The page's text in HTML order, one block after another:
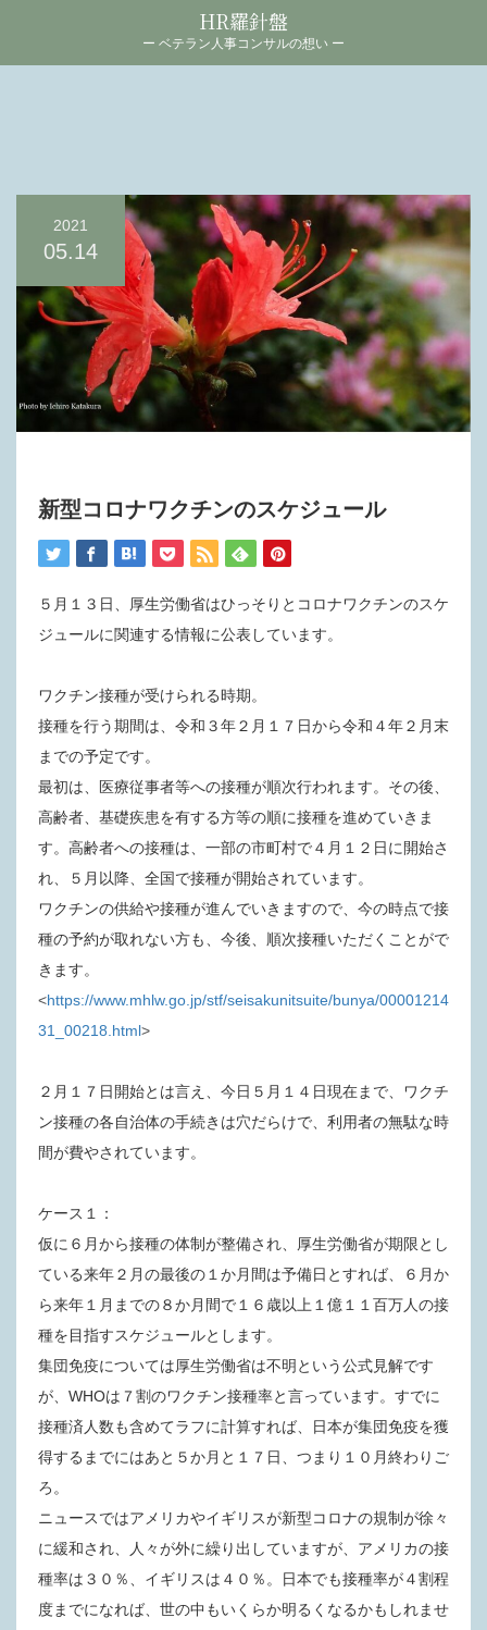
HR羅針盤
ー ベテラン人事コンサルの想い ー
2021
05.14
新型コロナワクチンのスケジュール
５月１３日、厚生労働省はひっそりとコロナワクチンのスケ
ジュールに関連する情報に公表しています。
ワクチン接種が受けられる時期。
接種を行う期間は、令和３年２月１７日から令和４年２月末
までの予定です。
最初は、医療従事者等への接種が順次行われます。その後、
高齢者、基礎疾患を有する方等の順に接種を進めていきま
す。高齢者への接種は、一部の市町村で４月１２日に開始さ
れ、５月以降、全国で接種が開始されています。
ワクチンの供給や接種が進んでいきますので、今の時点で接
種の予約が取れない方も、今後、順次接種いただくことがで
きます。
<https://www.mhlw.go.jp/stf/seisakunitsuite/bunya/00001214
31_00218.html>
２月１７日開始とは言え、今日５月１４日現在まで、ワクチ
ン接種の各自治体の手続きは穴だらけで、利用者の無駄な時
間が費やされています。
ケース１：
仮に６月から接種の体制が整備され、厚生労働省が期限とし
ている来年２月の最後の１か月間は予備日とすれば、６月か
ら来年１月までの８か月間で１６歳以上１億１１百万人の接
種を目指すスケジュールとします。
集団免疫については厚生労働省は不明という公式見解です
が、WHOは７割のワクチン接種率と言っています。すでに
接種済人数も含めてラフに計算すれば、日本が集団免疫を獲
得するまでにはあと５か月と１７日、つまり１０月終わりご
ろ。
ニュースではアメリカやイギリスが新型コロナの規制が徐々
に緩和され、人々が外に繰り出していますが、アメリカの接
種率は３０％、イギリスは４０％。日本でも接種率が４割程
度までになれば、世の中もいくらか明るくなるかもしれませ